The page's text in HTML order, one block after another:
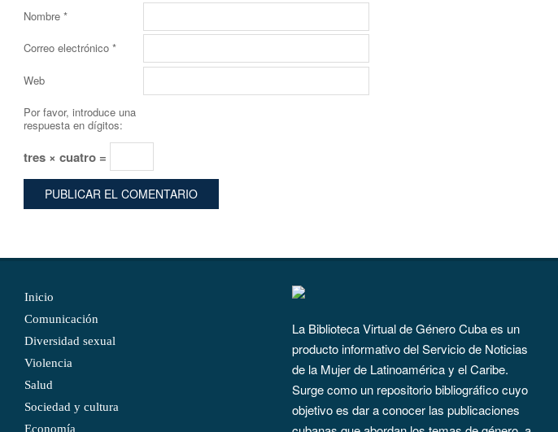
Nombre *
Correo electrónico *
Web
Por favor, introduce una
respuesta en dígitos:
tres × cuatro =
Inicio
Comunicación
Diversidad sexual
Violencia
Salud
Sociedad y cultura
Economía
La Biblioteca Virtual de Género Cuba es un
producto informativo del Servicio de Noticias
de la Mujer de Latinoamérica y el Caribe.
Surge como un repositorio bibliográfico cuyo
objetivo es dar a conocer las publicaciones